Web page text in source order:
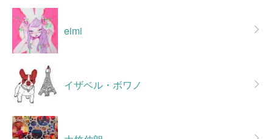
eimi
イザベル・ボワノ